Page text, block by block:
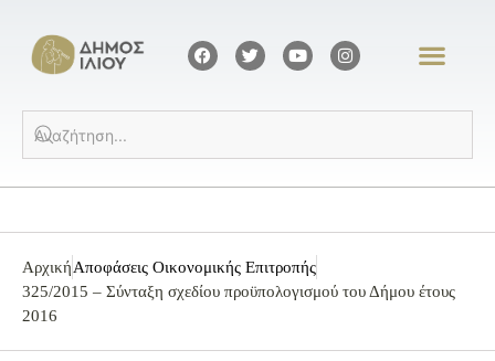
ΑρχικήΑποφάσεις Οικονομικής Επιτροπής
325/2015 – Σύνταξη σχεδίου προϋπολογισμού του Δήμου έτους
2016